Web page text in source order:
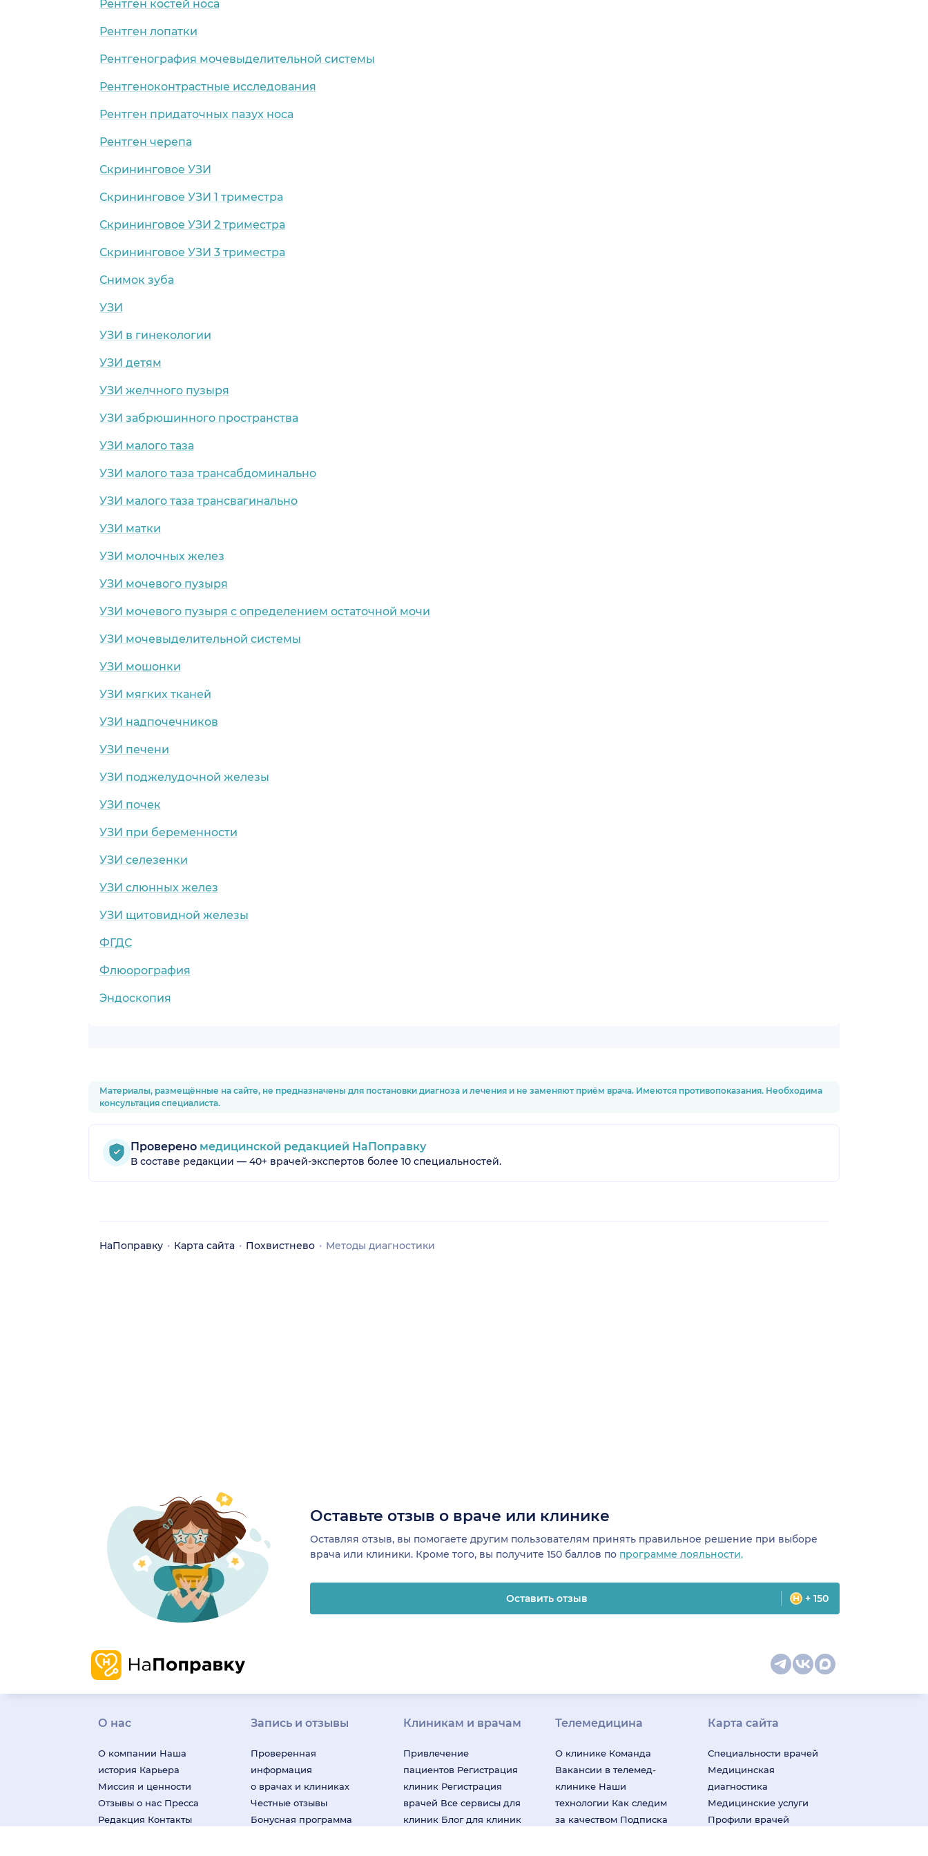
Рентген костей носа
Рентген лопатки
Рентгенография мочевыделительной системы
Рентгеноконтрастные исследования
Рентген придаточных пазух носа
Рентген черепа
Скрининговое УЗИ
Скрининговое УЗИ 1 триместра
Скрининговое УЗИ 2 триместра
Скрининговое УЗИ 3 триместра
Снимок зуба
УЗИ
УЗИ в гинекологии
УЗИ детям
УЗИ желчного пузыря
УЗИ забрюшинного пространства
УЗИ малого таза
УЗИ малого таза трансабдоминально
УЗИ малого таза трансвагинально
УЗИ матки
УЗИ молочных желез
УЗИ мочевого пузыря
УЗИ мочевого пузыря с определением остаточной мочи
УЗИ мочевыделительной системы
УЗИ мошонки
УЗИ мягких тканей
УЗИ надпочечников
УЗИ печени
УЗИ поджелудочной железы
УЗИ почек
УЗИ при беременности
УЗИ селезенки
УЗИ слюнных желез
УЗИ щитовидной железы
ФГДС
Флюорография
Эндоскопия
Материалы, размещённые на сайте, не предназначены для постановки диагноза и лечения и не заменяют приём врача. Имеются противопоказания. Необходима
консультация специалиста.
Проверено медицинской редакцией НаПоправку
В составе редакции — 40+ врачей-экспертов более 10 специальностей.
НаПоправку Карта сайта Похвистнево Методы диагностики
Оставьте отзыв о враче или клинике
Оставляя отзыв, вы помогаете другим пользователям принять правильное решение при выборе
врача или клиники. Кроме того, вы получите 150 баллов по программе лояльности.
Оставить отзыв + 150
О нас
О компании Наша
история Карьера
Миссия и ценности
Отзывы о нас Пресса
Редакция Контакты
Запись и отзывы
Проверенная
информация
о врачах и клиниках
Честные отзывы
Бонусная программа
Клиникам и врачам
Привлечение
пациентов Регистрация
клиник Регистрация
врачей Все сервисы для
клиник Блог для клиник
Телемедицина
О клинике Команда
Вакансии в телемед-
клинике Наши
технологии Как следим
за качеством Подписка
Карта сайта
Специальности врачей
Медицинская
диагностика
Медицинские услуги
Профили врачей